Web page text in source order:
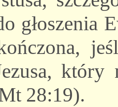
głoszenia
28:19).